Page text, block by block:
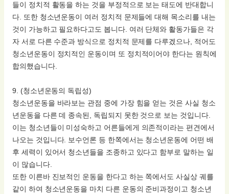
들이 정치적 활동을 하는 것을 부정적으로 보는 태도에 반대합니
다. 또한 청소년운동이 여러 정치적 문제들에 대해 목소리를 내는
것이 가능하고 필요하다고도 봅니다. 여러 단체와 활동가들은 각
자 서로 다른 수준과 방식으로 정치적 문제를 다루겠으나, 적어도
청소년운동이 정치적인 운동이며 또 정치적이어야 한다는 원칙에
합의했습니다.
9. (청소년운동의 독립성)
청소년운동을 바라보는 관점 중에 가장 힘을 얻는 것은 사실 청소
년운동을 다른 데 종속된, 독립되지 못한 것으로 보는 것입니다.
이는 청소년들이 미성숙하고 어른들에게 의존적이라는 편견에서
나오는 것입니다. 보수언론 등 한쪽에서는 청소년운동에 어떤 배
후 세력이 있어서 청소년들을 조종하고 있다고 함부로 말하는 일
이 많습니다.
또한 이른바 진보적인 운동을 한다고 하는 쪽에서도 사실상 궤를
같이 하여 청소년운동을 마치 다른 운동의 준비과정이고 청소년